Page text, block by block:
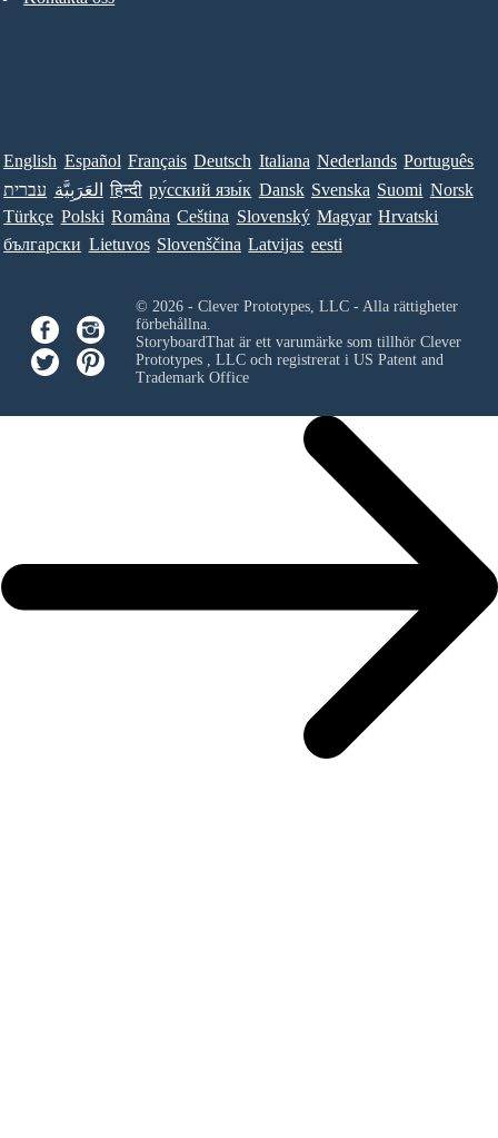
English Español Français Deutsch Italiana Nederlands Português
עברית العَرَبِيَّة हिन्दी ру́сский язы́к Dansk Svenska Suomi Norsk
Türkçe Polski Româna Ceština Slovenský Magyar Hrvatski
български Lietuvos Slovenščina Latvijas eesti
© 2026 - Clever Prototypes, LLC - Alla rättigheter
förbehållna.
StoryboardThat är ett varumärke som tillhör Clever
Prototypes , LLCoch registrerat i US Patent and
Trademark Office